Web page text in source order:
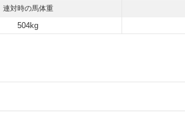
連対時の馬体重
504kg